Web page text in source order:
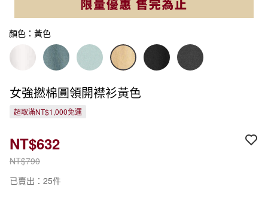
顏色：黃色
女強撚棉圓領開襟衫黃色
超取滿NT$1,000免運
NT$790
NT$632
已賣出：25件